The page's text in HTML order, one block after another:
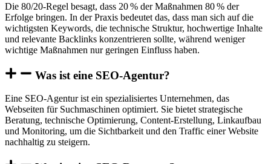
Die 80/20-Regel besagt, dass 20 % der Maßnahmen 80 % der
Erfolge bringen. In der Praxis bedeutet das, dass man sich auf die
wichtigsten Keywords, die technische Struktur, hochwertige Inhalte
und relevante Backlinks konzentrieren sollte, während weniger
wichtige Maßnahmen nur geringen Einfluss haben.
Was ist eine SEO-Agentur?
Eine SEO-Agentur ist ein spezialisiertes Unternehmen, das
Webseiten für Suchmaschinen optimiert. Sie bietet strategische
Beratung, technische Optimierung, Content-Erstellung, Linkaufbau
und Monitoring, um die Sichtbarkeit und den Traffic einer Website
nachhaltig zu steigern.